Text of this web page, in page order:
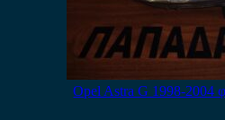
Opel Astra G 1998-2004